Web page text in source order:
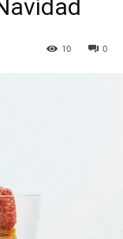
0
10